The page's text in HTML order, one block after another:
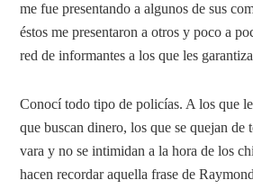
me fue presentando a algunos de sus
éstos me presentaron a otros y poco a
red de informantes a los que les
Conocí todo tipo de policías. A los que
que buscan dinero, los que se quejan de
vara y no se intimidan a la hora de los
hacen recordar aquella frase de